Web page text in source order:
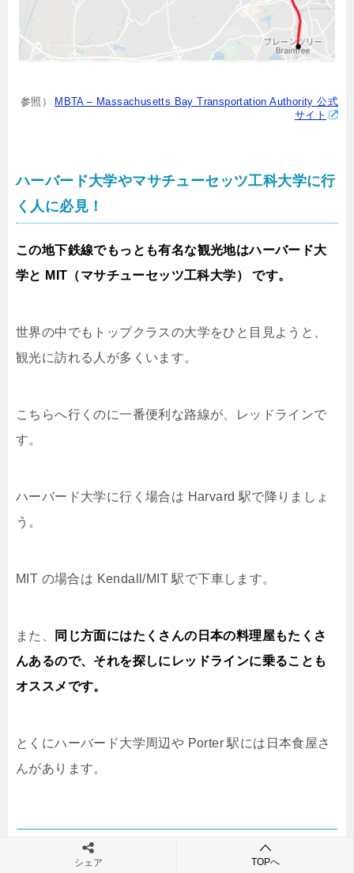
参照）
MBTA – Massachusetts Bay Transportation Authority 公式
サイト
ハーバード大学やマサチューセッツ工科大学に行
く人に必見！
この地下鉄線でもっとも有名な観光地はハーバード大
学と MIT（マサチューセッツ工科大学） です。
世界の中でもトップクラスの大学をひと目見ようと、
観光に訪れる人が多くいます。
こちらへ行くのに一番便利な路線が、レッドラインで
す。
ハーバード大学に行く場合は Harvard 駅で降りましょ
う。
MIT の場合は Kendall/MIT 駅で下車します。
また、
同じ方面にはたくさんの日本の料理屋もたくさ
んあるので、それを探しにレッドラインに乗ることも
オススメです。
とくにハーバード大学周辺や Porter 駅には日本食屋さ
んがあります。
オレンジライン（Orange Line）の路線図
シェア TOPへ